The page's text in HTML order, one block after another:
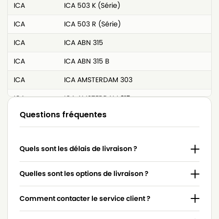
ICA
ICA 503 K (Série)
ICA
ICA 503 R (Série)
ICA
ICA ABN 315
ICA
ICA ABN 315 B
ICA
ICA AMSTERDAM 303
ICA
ICA AMSTERDAM 315
ICA
ICA AMSTERDAM SUPER PREMIER
ICA
ICA BASE 303
ICA
ICA BASE 315
ICA
ICA BOX (DOUBLE PAROI)
Questions fréquentes
Quels sont les délais de livraison ?
Quelles sont les options de livraison ?
Comment contacter le service client ?